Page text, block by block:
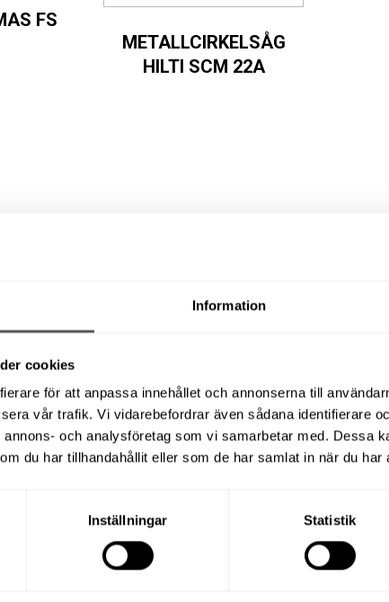
Information
cookies
för att anpassa innehållet och annonserna till
vår trafik. Vi vidarebefordrar även sådana identifierare
och analysföretag som vi samarbetar med. Dessa
du har tillhandahållit eller som de har samlat in när du har
Inställningar Statistik
FS
METALLCIRKELSÅG
HILTI SCM 22A